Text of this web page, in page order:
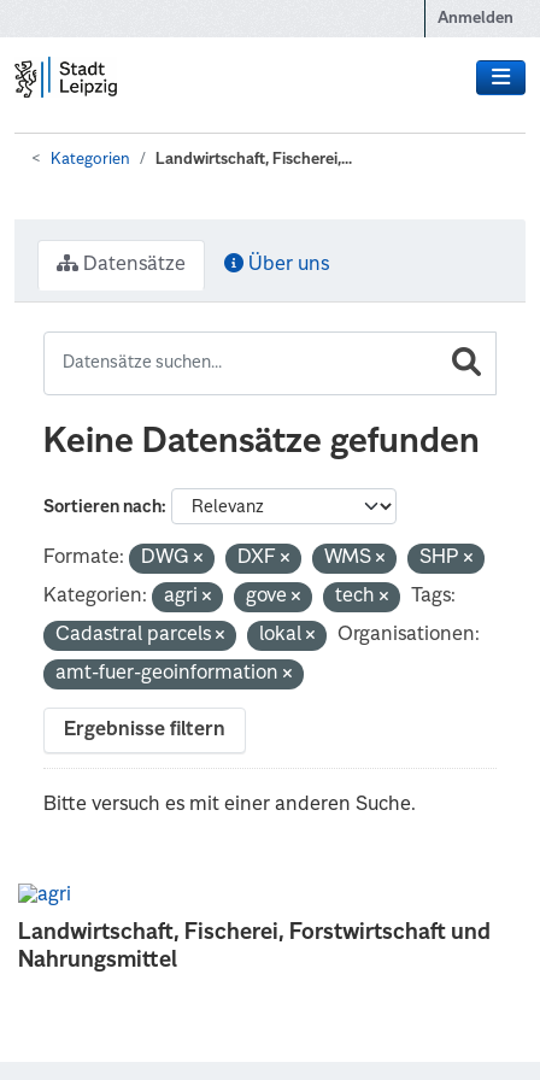
Anmelden
Kategorien Landwirtschaft, Fischerei,...
Landwirtschaft, Fischerei, Forstwirtschaft und
Nahrungsmittel
Datensätze Über uns
Keine Datensätze gefunden
Sortieren nach
Formate: DWG DXF WMS
SHP
Kategorien:
agri gove tech
Tags:
Cadastral parcels
lokal
Organisationen:
amt-fuer-geoinformation
Ergebnisse filtern
Bitte versuch es mit einer anderen Suche.